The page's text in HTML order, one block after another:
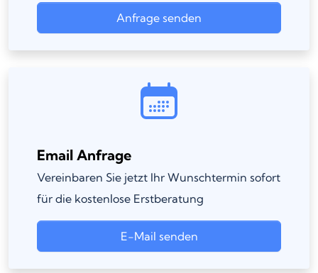
Anfrage senden
Email Anfrage
Vereinbaren Sie jetzt Ihr Wunschtermin sofort
für die kostenlose Erstberatung
E-Mail senden